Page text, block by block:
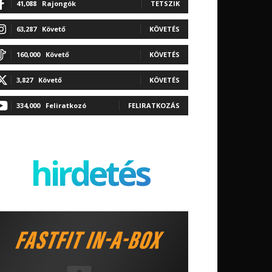
41,088 Rajongók TETSZIK
63,287 Követő KÖVETÉS
160,000 Követő KÖVETÉS
3,827 Követő KÖVETÉS
334,000 Feliratkozó FELIRATKOZÁS
hirdetés